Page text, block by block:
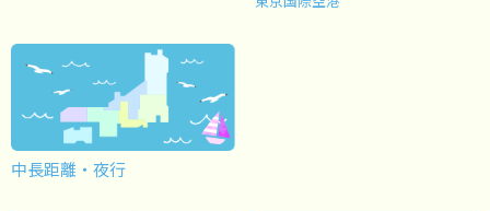
中長距離・夜行